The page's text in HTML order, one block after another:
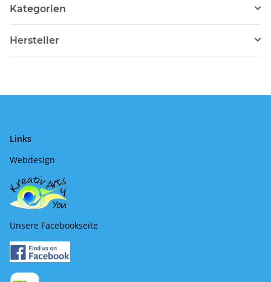
Kategorien
Hersteller
Links
Webdesign
Unsere Facebookseite